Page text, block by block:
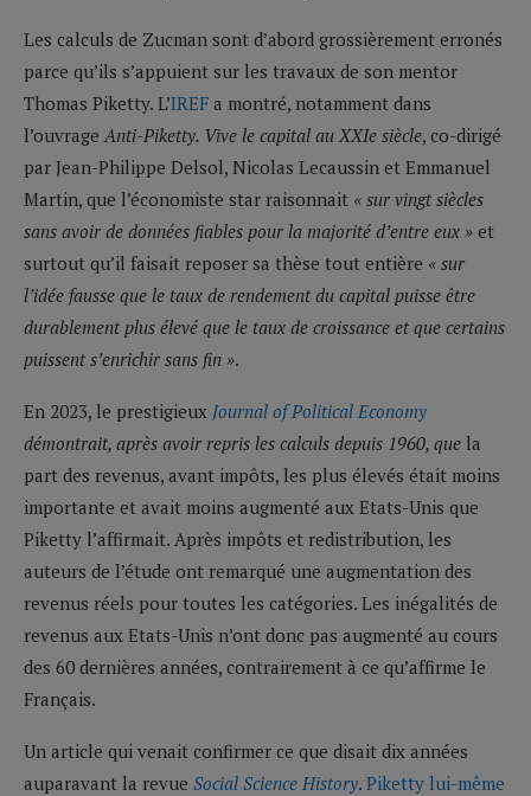
Les calculs de Zucman sont d’abord grossièrement erronés
parce qu’ils s’appuient sur les travaux de son mentor
Thomas Piketty. L’IREF a montré, notamment dans
l’ouvrage Anti-Piketty. Vive le capital au XXIe siècle, co-dirigé
par Jean-Philippe Delsol, Nicolas Lecaussin et Emmanuel
Martin, que l’économiste star raisonnait « sur vingt siècles
sans avoir de données fiables pour la majorité d’entre eux » et
surtout qu’il faisait reposer sa thèse tout entière « sur
l’idée fausse que le taux de rendement du capital puisse être
durablement plus élevé que le taux de croissance et que certains
puissent s’enrichir sans fin ».
En 2023, le prestigieux Journal of Political Economy
démontrait, après avoir repris les calculs depuis 1960, que la
part des revenus, avant impôts, les plus élevés était moins
importante et avait moins augmenté aux Etats-Unis que
Piketty l’affirmait. Après impôts et redistribution, les
auteurs de l’étude ont remarqué une augmentation des
revenus réels pour toutes les catégories. Les inégalités de
revenus aux Etats-Unis n’ont donc pas augmenté au cours
des 60 dernières années, contrairement à ce qu’affirme le
Français.
Un article qui venait confirmer ce que disait dix années
auparavant la revue Social Science History. Piketty lui-même